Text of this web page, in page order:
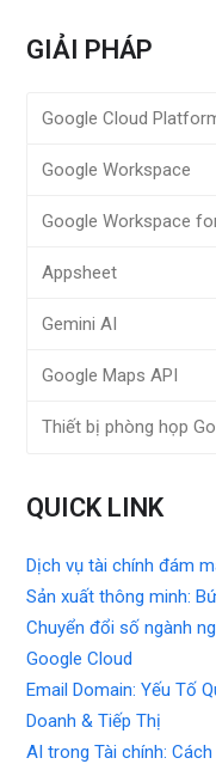
GIẢI PHÁP
Google Cloud
Google Workspace
Google Workspace
Appsheet
Gemini AI
Google Maps API
Thiết bị phòng họp
QUICK LINK
Dịch vụ tài chính đám
Sản xuất thông minh:
Chuyển đổi số ngành
Google Cloud
Email Domain: Yếu Tố
Doanh & Tiếp Thị
AI trong Tài chính: